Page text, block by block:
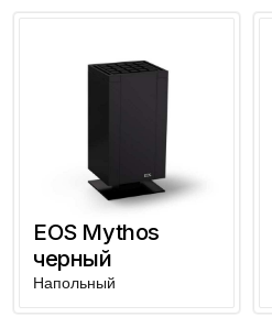
EOS Mythos
черный
Напольный